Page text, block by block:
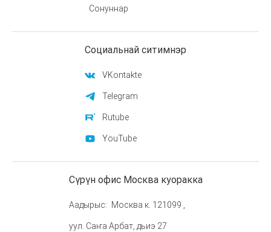
Сонуннар
Социальнай ситимнэр
VKontakte
Telegram
Rutube
YouTube
Сүрүн офис Москва куоракка
Аадырыс
Москва к. 121099 ,
уул. Саҥа Арбат, дьиэ 27